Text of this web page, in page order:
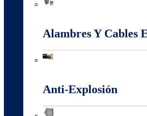
Alambres Y Cables
Anti-Explosión